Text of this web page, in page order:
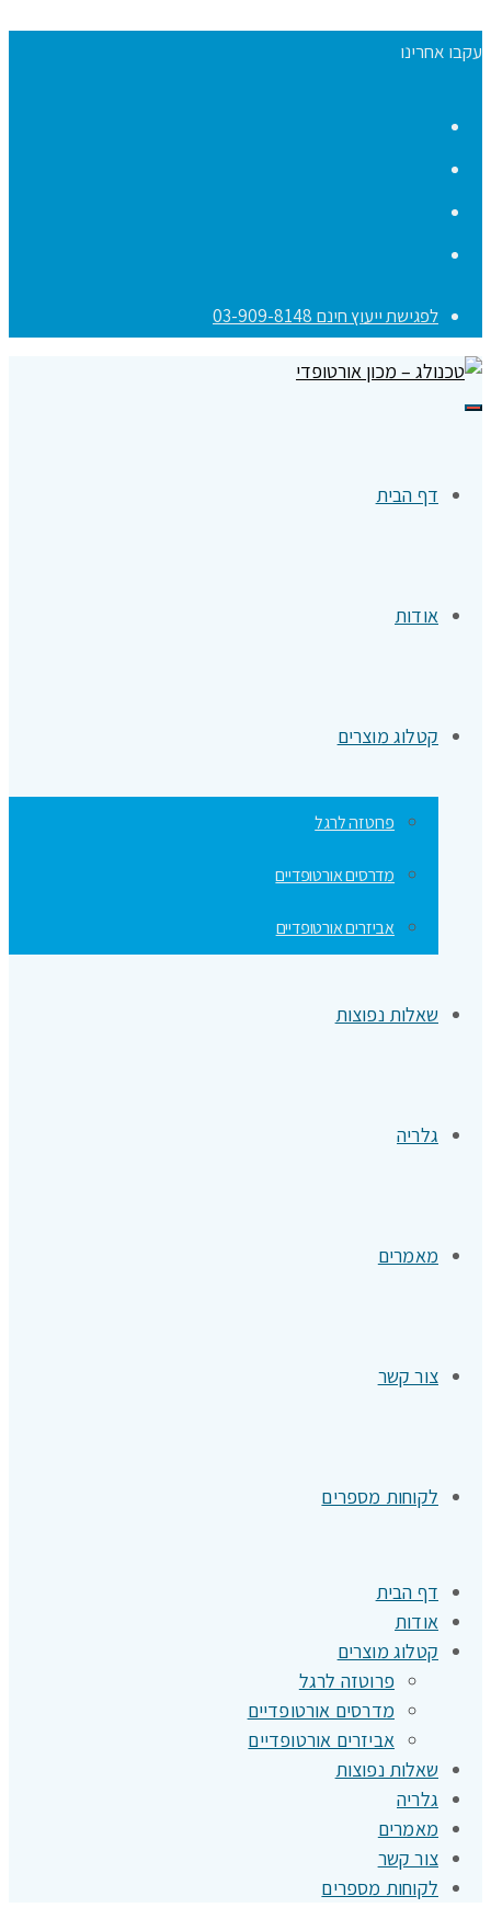
עקבו אחרינו
לפגישת ייעוץ חינם 03-909-8148
תפריט
דף הבית
אודות
קטלוג מוצרים
פרוטזה לרגל
מדרסים אורטופדיים
אביזרים אורטופדיים
שאלות נפוצות
גלריה
מאמרים
צור קשר
לקוחות מספרים
דף הבית
אודות
קטלוג מוצרים
פרוטזה לרגל
מדרסים אורטופדיים
אביזרים אורטופדיים
שאלות נפוצות
גלריה
מאמרים
צור קשר
לקוחות מספרים